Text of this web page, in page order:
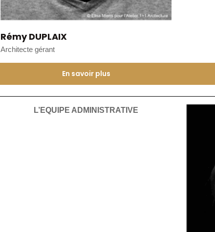
Rémy DUPLAIX
Architecte gérant
En savoir plus
L’EQUIPE ADMINISTRATIVE